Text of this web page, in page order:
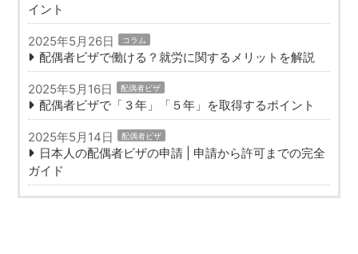
イント
2025年5月26日 コラム
配偶者ビザで働ける？就労に関するメリットを解説
2025年5月16日 配偶者ビザ
配偶者ビザで「３年」「５年」を取得するポイント
2025年5月14日 配偶者ビザ
日本人の配偶者ビザの申請 | 申請から許可までの完全
ガイド